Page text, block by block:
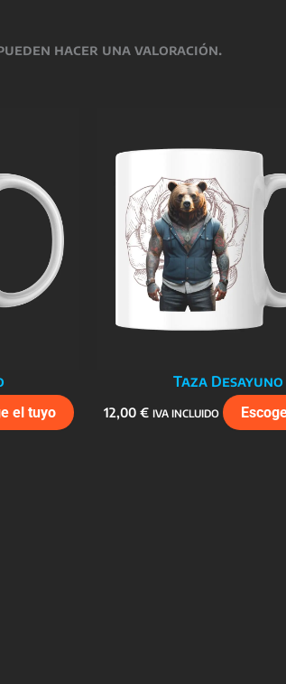
hacer una valoración.
el tuyo
Taza Desayuno
12,00 € IVA INCLUIDO